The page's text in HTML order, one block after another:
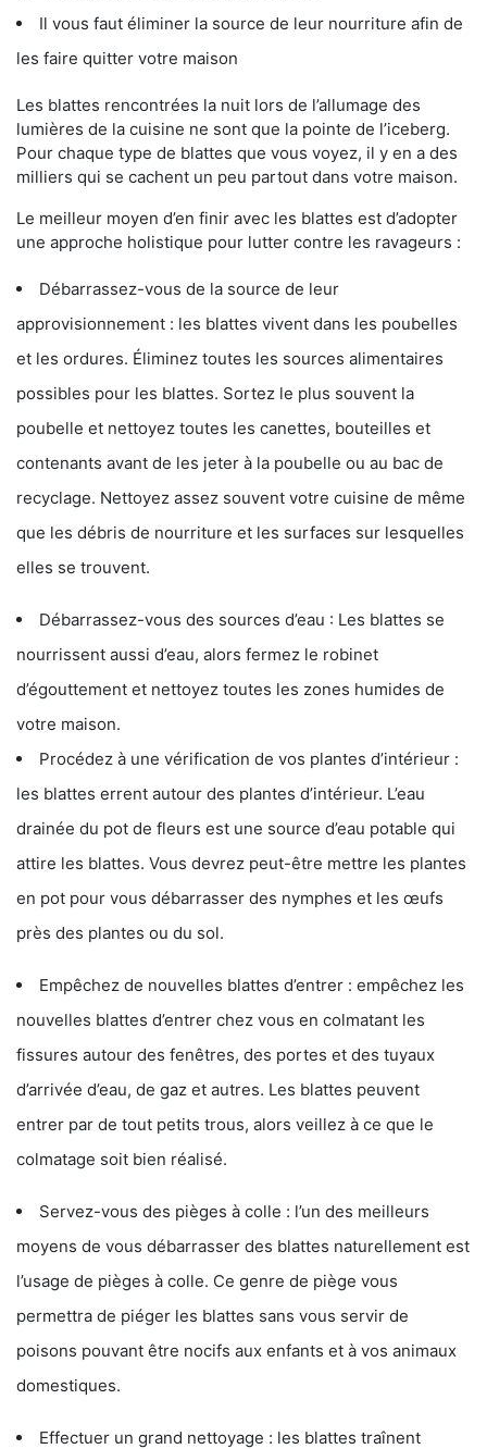
Il vous faut éliminer la source de leur nourriture afin de
les faire quitter votre maison
Les blattes rencontrées la nuit lors de l’allumage des
lumières de la cuisine ne sont que la pointe de l’iceberg.
Pour chaque type de blattes que vous voyez, il y en a des
milliers qui se cachent un peu partout dans votre maison.
Le meilleur moyen d’en finir avec les blattes est d’adopter
une approche holistique pour lutter contre les ravageurs :
Débarrassez-vous de la source de leur
approvisionnement : les blattes vivent dans les poubelles
et les ordures. Éliminez toutes les sources alimentaires
possibles pour les blattes. Sortez le plus souvent la
poubelle et nettoyez toutes les canettes, bouteilles et
contenants avant de les jeter à la poubelle ou au bac de
recyclage. Nettoyez assez souvent votre cuisine de même
que les débris de nourriture et les surfaces sur lesquelles
elles se trouvent.
Débarrassez-vous des sources d’eau : Les blattes se
nourrissent aussi d’eau, alors fermez le robinet
d’égouttement et nettoyez toutes les zones humides de
votre maison.
Procédez à une vérification de vos plantes d’intérieur :
les blattes errent autour des plantes d’intérieur. L’eau
drainée du pot de fleurs est une source d’eau potable qui
attire les blattes. Vous devrez peut-être mettre les plantes
en pot pour vous débarrasser des nymphes et les œufs
près des plantes ou du sol.
Empêchez de nouvelles blattes d’entrer : empêchez les
nouvelles blattes d’entrer chez vous en colmatant les
fissures autour des fenêtres, des portes et des tuyaux
d’arrivée d’eau, de gaz et autres. Les blattes peuvent
entrer par de tout petits trous, alors veillez à ce que le
colmatage soit bien réalisé.
Servez-vous des pièges à colle : l’un des meilleurs
moyens de vous débarrasser des blattes naturellement est
l’usage de pièges à colle. Ce genre de piège vous
permettra de piéger les blattes sans vous servir de
poisons pouvant être nocifs aux enfants et à vos animaux
domestiques.
Effectuer un grand nettoyage : les blattes traînent